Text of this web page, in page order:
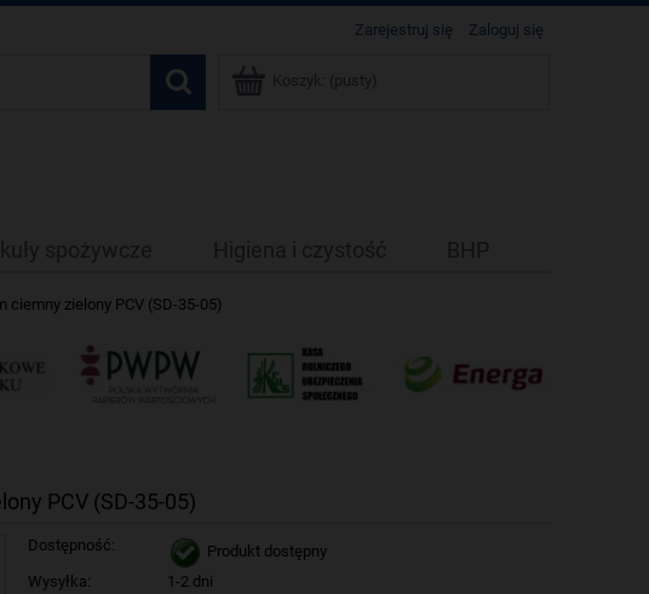
Zarejestruj się Zaloguj się
Koszyk: (pusty)
spożywcze Higiena i czystość BHP
ciemny zielony PCV (SD-35-05)
PCV (SD-35-05)
Dostępność:
Produkt dostępny
Wysyłka:
1-2 dni